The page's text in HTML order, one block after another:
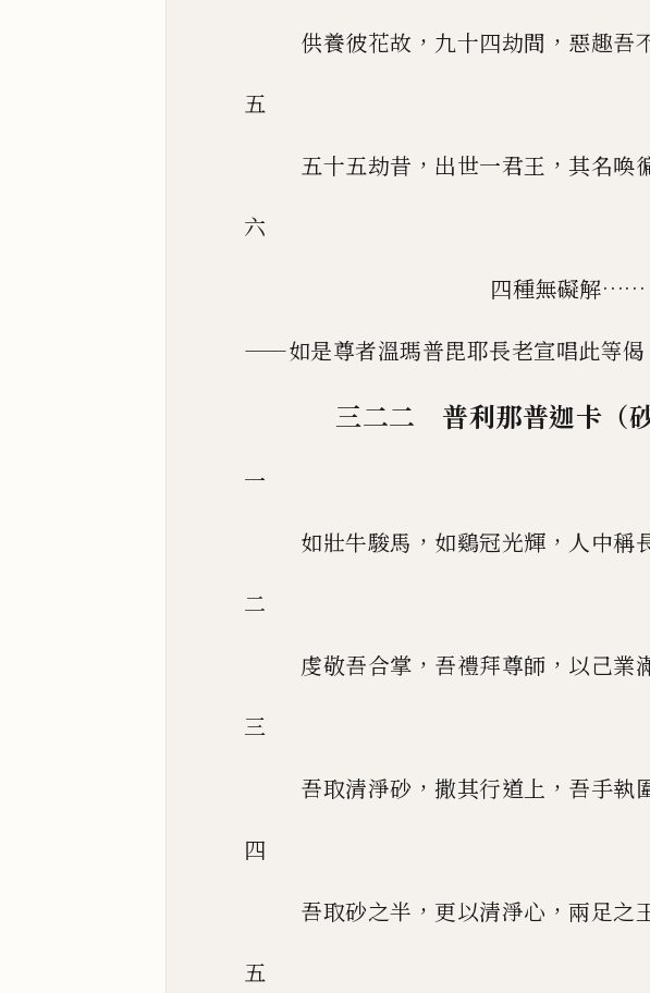
供養彼花故 ， 九十四劫間 ， 惡趣吾
五
五十五劫昔 ， 出世一君王 ， 其名喚
六
四種無礙解……
——如是尊者溫瑪普毘耶長老宣唱此等偈
三二二 普利那普迦卡（砂
一
如壯牛駿馬 ， 如鷄冠光輝 ， 人中稱
二
虔敬吾合掌 ， 吾禮拜尊師 ， 以己業
三
吾取清淨砂 ， 撒其行道上 ， 吾手執
四
吾取砂之半 ， 更以清淨心 ， 兩足之
五